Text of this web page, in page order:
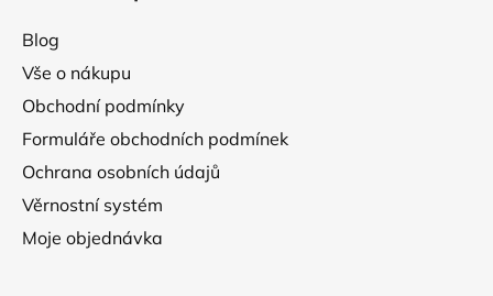
Blog
Vše o nákupu
Obchodní podmínky
Formuláře obchodních podmínek
Ochrana osobních údajů
Věrnostní systém
Moje objednávka